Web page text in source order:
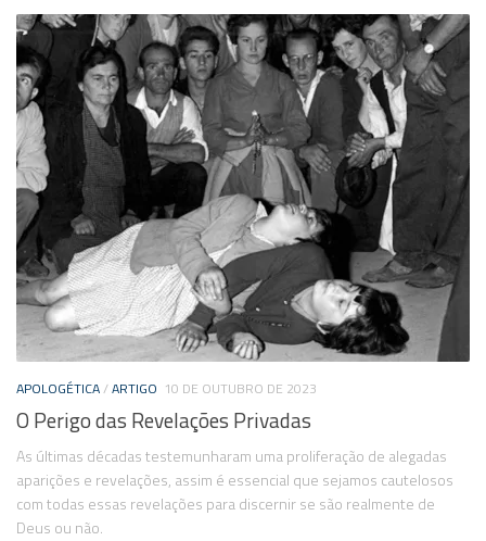
APOLOGÉTICA/ARTIGO 10 DE OUTUBRO DE 2023
O Perigo das Revelações Privadas
As últimas décadas testemunharam uma proliferação de alegadas
aparições e revelações, assim é essencial que sejamos cautelosos
com todas essas revelações para discernir se são realmente de
Deus ou não.